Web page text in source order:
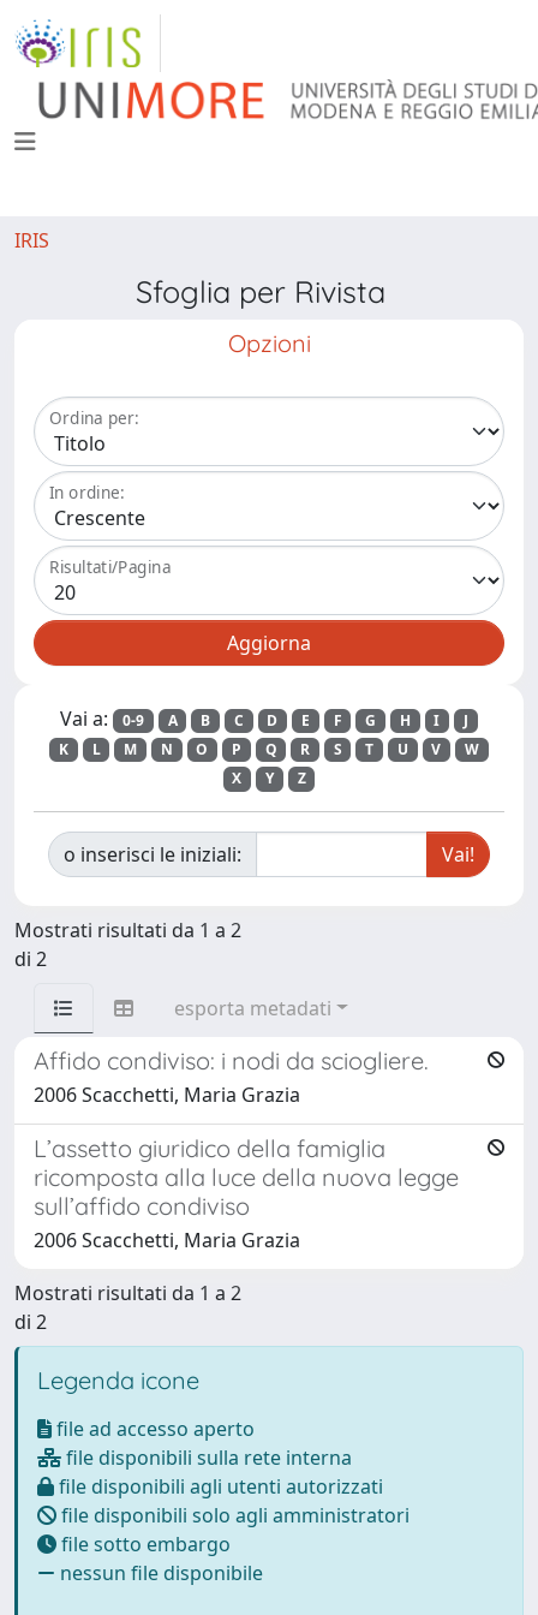
IRIS
Sfoglia per Rivista
Opzioni
Ordina per:
In ordine:
Risultati/Pagina
Vai a: 0-9 A B C D E F G H I
J
K
L M N O P Q R S T U V
W
X
Y Z
o inserisci le iniziali:
Mostrati risultati da 1 a 2
di 2
esporta metadati
Affido condiviso: i nodi da sciogliere.
2006 Scacchetti, Maria Grazia
L’assetto giuridico della famiglia
ricomposta alla luce della nuova legge
sull’affido condiviso
2006 Scacchetti, Maria Grazia
Mostrati risultati da 1 a 2
di 2
Legenda icone
file ad accesso aperto
file disponibili sulla rete interna
file disponibili agli utenti autorizzati
file disponibili solo agli amministratori
file sotto embargo
nessun file disponibile